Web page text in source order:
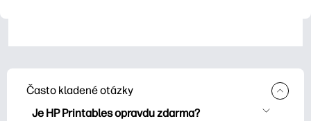
Často kladené otázky
Je HP Printables opravdu zdarma?